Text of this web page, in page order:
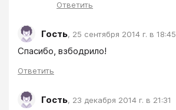
Ответить
Гость, 25 сентября 2014 г. в 18:45
Спасибо, взбодрило!
Ответить
Гость, 23 декабря 2014 г. в 21:31